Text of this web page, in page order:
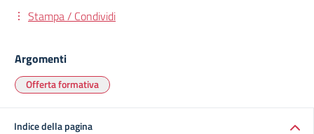
Stampa / Condividi
Argomenti
Offerta formativa
Indice della pagina